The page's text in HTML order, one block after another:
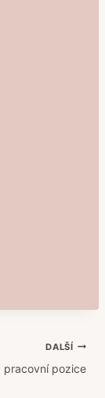
DALŠÍ
pracovní pozice